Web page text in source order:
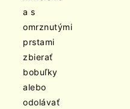
a s
omrznutými
prstami
zbierať
bobuľky
alebo
odolávať